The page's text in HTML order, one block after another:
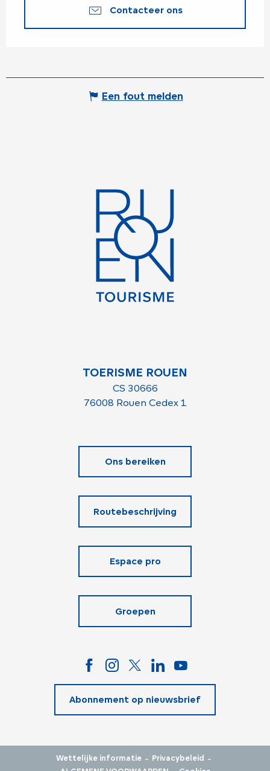
Contacteer ons
Een fout melden
TOERISME ROUEN
CS 30666
76008 Rouen Cedex 1
Ons bereiken
Routebeschrijving
Espace pro
Groepen
Abonnement op nieuwsbrief
Wettelijke informatie - Privacybeleid -